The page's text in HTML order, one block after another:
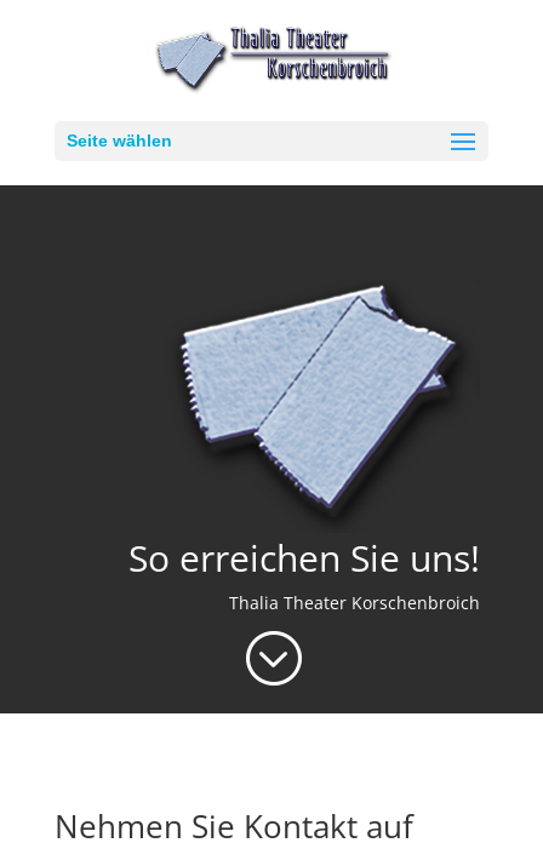
Seite wählen
So erreichen Sie uns!
Thalia Theater Korschenbroich
;
Nehmen Sie Kontakt auf